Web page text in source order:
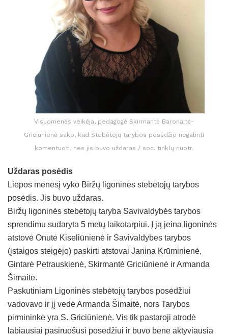
Visuomenės veikėja, pedagogė Skirmantė Baronaitė-
Griciūnienė sako, kad Stebėtojų tarybos posėdžio negalinti
komentuoti, nes jis buvo uždaras / soc. tinklų nuotr.
Uždaras posėdis
Liepos mėnesį vyko Biržų ligoninės stebėtojų tarybos
posėdis. Jis buvo uždaras.
Biržų ligoninės stebėtojų taryba Savivaldybės tarybos
sprendimu sudaryta 5 metų laikotarpiui. Į ją įeina ligoninės
atstovė Onutė Kiseliūnienė ir Savivaldybės tarybos
(įstaigos steigėjo) paskirti atstovai Janina Krūminienė,
Gintarė Petrauskienė, Skirmantė Griciūnienė ir Armanda
Šimaitė.
Paskutiniam Ligoninės stebėtojų tarybos posėdžiui
vadovavo ir jį vedė Armanda Šimaitė, nors Tarybos
pirmininkė yra S. Griciūnienė. Vis tik pastaroji atrodė
labiausiai pasiruošusi posėdžiui ir buvo bene aktyviausia